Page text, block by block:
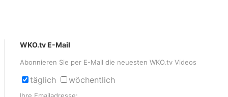
WKO.tv E-Mail
Abonnieren Sie per E-Mail die neuesten WKO.tv Videos
täglich wöchentlich